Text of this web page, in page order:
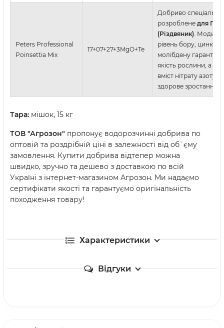
Peters Professional
Poinsettia Mix
17+07+27+3MgO+Te
Добриво спеціально
розроблене для
(Різдвяник) .
рівень бору, цинку та
молібдену гарантує
якість рослини, а
вміст нітрату азоту
здорове зростання
Тара: мішок, 15 кг
ТОВ "Агрозон" пропонує водорозчинні добрива по
оптовій та роздрібній ціні в залежності від об`єму
замовлення. Купити добрива відтепер можна
швидко, зручно та дешево з доставкою по всій
Україні з інтернет-магазином Агрозон. Ми надаємо
сертифікати якості та гарантуємо оригінальність
походження товару!
Характеристики
Відгуки